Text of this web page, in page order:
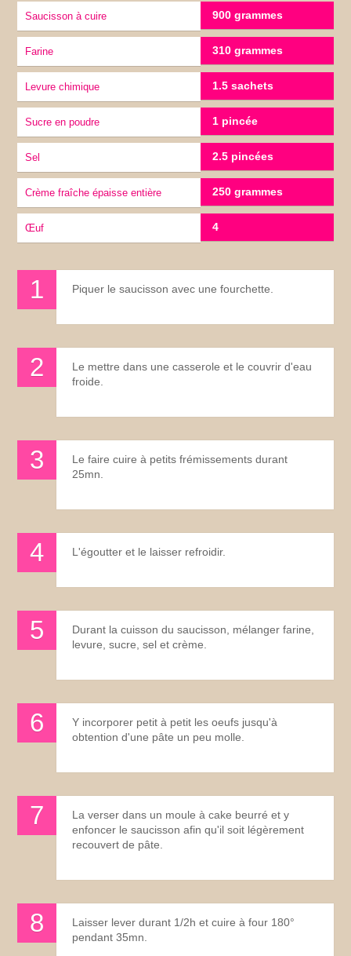
Saucisson à cuire 900 grammes
Farine 310 grammes
Levure chimique 1.5 sachets
sucre en poudre 1 pincée
sel 2.5 pincées
crème fraîche épaisse entière 250 grammes
œuf 4
Piquer le saucisson avec une fourchette.
Le mettre dans une casserole et le couvrir d'eau
froide.
Le faire cuire à petits frémissements durant
25mn.
L'égoutter et le laisser refroidir.
Durant la cuisson du saucisson, mélanger farine,
levure, sucre, sel et crème.
Y incorporer petit à petit les oeufs jusqu'à
obtention d'une pâte un peu molle.
La verser dans un moule à cake beurré et y
enfoncer le saucisson afin qu'il soit légèrement
recouvert de pâte.
Laisser lever durant 1/2h et cuire à four 180°
pendant 35mn.